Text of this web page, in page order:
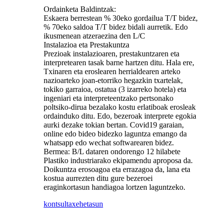
Ordainketa Baldintzak:
Eskaera berrestean % 30eko gordailua T/T bidez,
% 70eko saldoa T/T bidez bidali aurretik. Edo
ikusmenean atzeraezina den L/C
Instalazioa eta Prestakuntza
Prezioak instalazioaren, prestakuntzaren eta
interpretearen tasak barne hartzen ditu. Hala ere,
Txinaren eta eroslearen herrialdearen arteko
nazioarteko joan-etorriko hegazkin txartelak,
tokiko garraioa, ostatua (3 izarreko hotela) eta
ingeniari eta interpreteentzako pertsonako
poltsiko-dirua bezalako kostu erlatiboak erosleak
ordainduko ditu. Edo, bezeroak interprete egokia
aurki dezake tokian bertan. Covid19 garaian,
online edo bideo bidezko laguntza emango da
whatsapp edo wechat softwarearen bidez.
Bermea: B/L dataren ondorengo 12 hilabete
Plastiko industriarako ekipamendu aproposa da.
Doikuntza erosoagoa eta errazagoa da, lana eta
kostua aurrezten ditu gure bezeroei
eraginkortasun handiagoa lortzen laguntzeko.
kontsultaxehetasun